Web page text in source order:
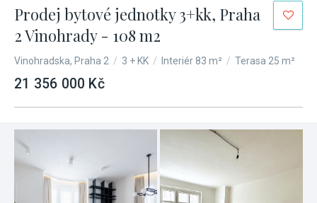
Prodej bytové jednotky 3+kk, Praha
2 Vinohrady - 108 m2
Vinohradska, Praha 2 / 3 + KK / Interiér 83 m² / Terasa 25 m²
21 356 000 Kč